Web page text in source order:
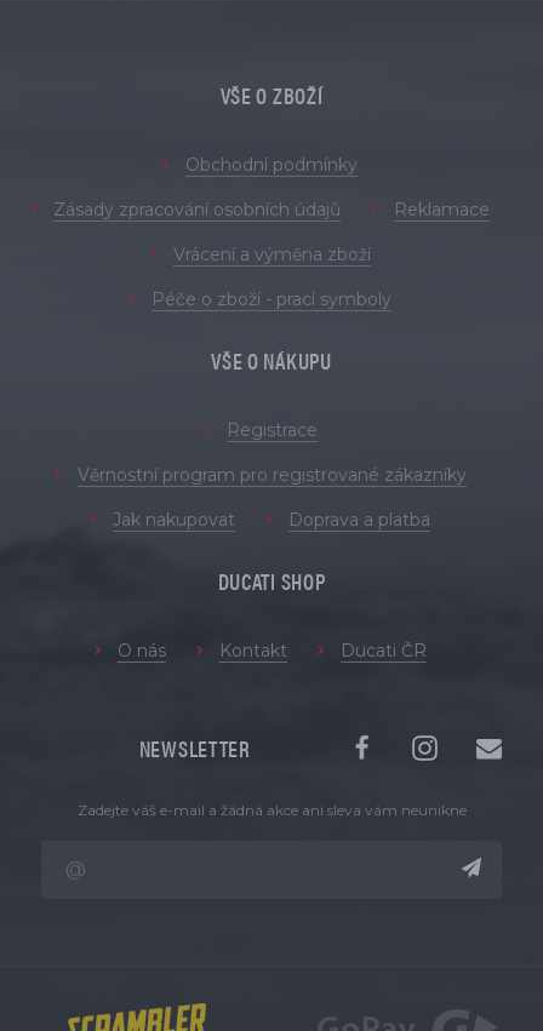
VŠE O ZBOŽÍ
Obchodní podmínky
Zásady zpracování osobních údajů Reklamace
Vrácení a výměna zboží
Péče o zboží - prací symboly
VŠE O NÁKUPU
Registrace
Věrnostní program pro registrované zákazníky
Jak nakupovat Doprava a platba
DUCATI SHOP
O nás Kontakt Ducati ČR
NEWSLETTER
Zadejte váš e-mail a žádná akce ani sleva vám neunikne